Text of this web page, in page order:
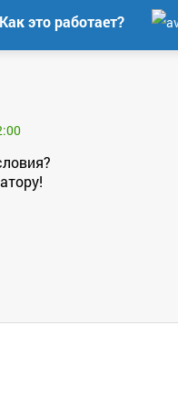
Как это работает?